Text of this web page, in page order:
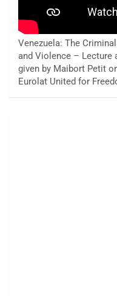
Venezuela: The
and Violence – Lecture
given by Maibort Petit
Eurolat United for